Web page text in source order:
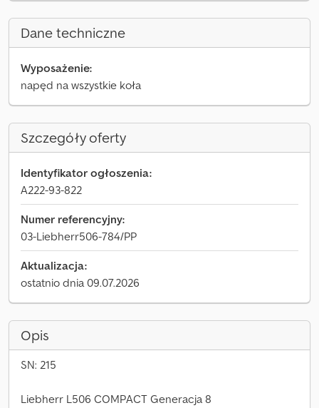
Dane techniczne
Wyposażenie:
napęd na wszystkie koła
Szczegóły oferty
Identyfikator ogłoszenia:
A222-93-822
Numer referencyjny:
03-Liebherr506-784/PP
Aktualizacja:
ostatnio dnia 09.07.2026
Opis
SN: 215
Liebherr L506 COMPACT Generacja 8